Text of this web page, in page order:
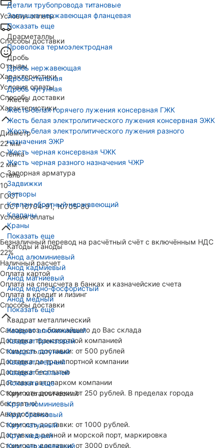
Детали трубопровода титановые
Заглушка нержавеющая фланцевая
Показать еще
Драгметаллы
Проволока термоэлектродная
Дробь
Дробь нержавеющая
Дробь стальная
Дробь чугунная
Жесть
Жесть белая горячего лужения консервная ГЖК
Жесть белая электролитического лужения консервная ЭЖК
Жесть белая электролитического лужения разного
назначения ЭЖР
Жесть черная консервная ЧЖК
Жесть черная разного назначения ЧЖР
Запорная арматура
Задвижки
Затворы
Клапан обратный нержавеющий
Клапаны
Краны
Показать еще
Катоды и аноды
Анод алюминиевый
Анод кадмиевый
Анод магниевый
Анод медно-фосфористый
Анод медный
Показать еще
Квадрат металлический
Квадрат алюминиевый
Квадрат бронзовый
Квадрат латунный
Квадрат медный
Квадрат стальной
Показать еще
Круг металлический
Круг алюминиевый
Круг бронзовый
Круг латунный
Круг медный
Круг нержавеющий
Условия оплаты
Способы доставки
Отзывы
Характеристики
Условия оплаты
Способы доставки
Характеристики
Диаметр
22 мм
Стенка
2 мм
Сталь
10
ГОСТ
ГОСТ 10704-91, 10705-80
Условия оплаты
Безналичный перевод на расчётный счёт с включённым НДС
22%
Наличный расчет
Оплата картой
Оплата на спецсчета в банках и казначейские счета
Оплата в кредит и лизинг
Способы доставки
Самовывоз с ближайшего до Вас склада
Доставка транспортной компанией
Стоимость доставки: от 500 рублей
Доставка до транспортной компании
Доставка бесплатно
Доставка автопарком компании
Стоимость доставки: от 250 рублей. В пределах города
бесплатно!
Авиадоставка
Стоимость доставки: от 1000 рублей.
Доставка в речной и морской порт, маркировка
Стоимость доставки: от 3000 рублей.